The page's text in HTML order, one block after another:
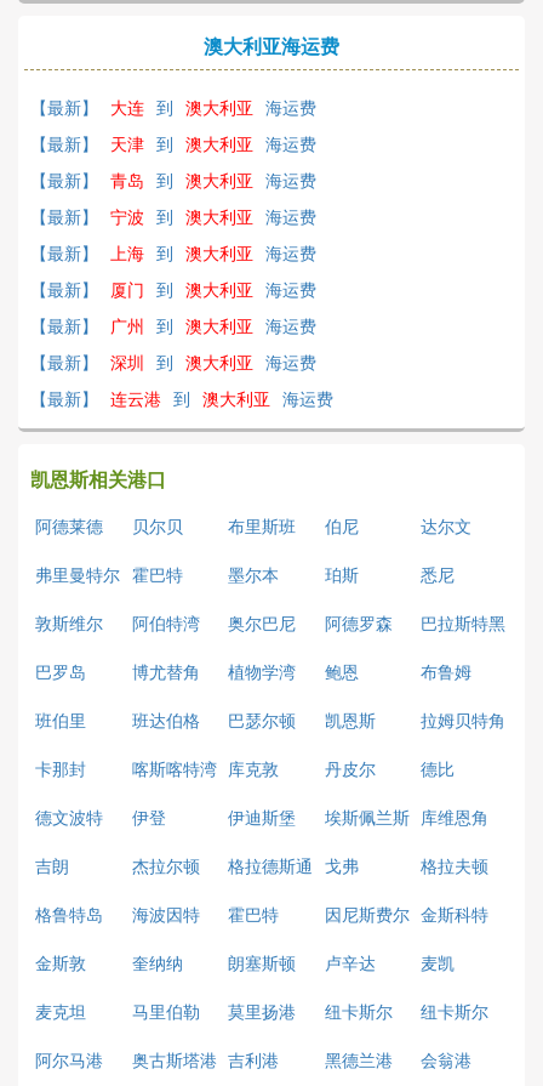
澳大利亚海运费
【最新】 大连 到 澳大利亚 海运费
【最新】
天津 到 澳大利亚 海运费
【最新】
青岛 到 澳大利亚 海运费
【最新】
宁波 到 澳大利亚 海运费
【最新】
上海 到 澳大利亚 海运费
【最新】
厦门 到 澳大利亚 海运费
【最新】
广州 到 澳大利亚 海运费
【最新】
深圳 到 澳大利亚 海运费
【最新】
连云港 到 澳大利亚 海运费
凯恩斯相关港口
阿德莱德 贝尔贝 布里斯班 伯尼
达尔文
弗里曼特尔 霍巴特 墨尔本 珀斯
悉尼
敦斯维尔
阿伯特湾 奥尔巴尼 阿德罗森
巴拉斯特黑
德
巴罗岛 博尤替角 植物学湾 鲍恩
布鲁姆
班伯里
班达伯格 巴瑟尔顿 凯恩斯
拉姆贝特角
卡那封
喀斯喀特湾 库克敦 丹皮尔
德比
德文波特
伊登 伊迪斯堡 埃斯佩兰斯 库维恩角
吉朗
杰拉尔顿 格拉德斯通 戈弗
格拉夫顿
格鲁特岛
海波因特 霍巴特 因尼斯费尔 金斯科特
金斯敦
奎纳纳 朗塞斯顿 卢辛达
麦凯
麦克坦
马里伯勒 莫里扬港 纽卡斯尔
纽卡斯尔
阿尔马港
奥古斯塔港 吉利港 黑德兰港
会翁港